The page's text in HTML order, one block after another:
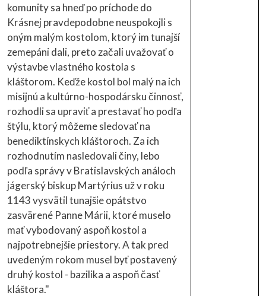
komunity sa hneď po príchode do
Krásnej pravdepodobne neuspokojli s
oným malým kostolom, ktorý im tunajší
zemepáni dali, preto začali uvažovať o
výstavbe vlastného kostola s
kláštorom. Keďže kostol bol malý na ich
misijnú a kultúrno-hospodársku činnosť,
rozhodli sa upraviť a prestavať ho podľa
štýlu, ktorý môžeme sledovať na
benediktínskych kláštoroch. Za ich
rozhodnutím nasledovali činy, lebo
podľa správy v Bratislavských análoch
jágerský biskup Martýrius už v roku
1143 vysvätil tunajšie opátstvo
zasvärené Panne Márii, ktoré muselo
mať vybodovaný aspoň kostol a
najpotrebnejšie priestory. A tak pred
uvedeným rokom musel byť postavený
druhý kostol - bazilika a aspoň časť
kláštora."